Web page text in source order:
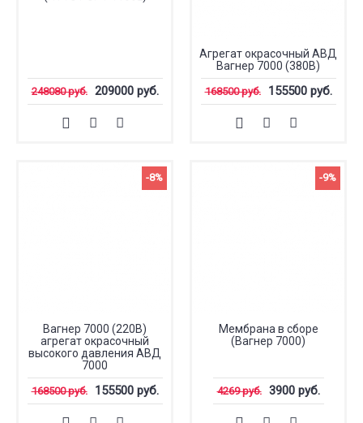
248080 руб. 209000 руб.
Агрегат окрасочный АВД
Вагнер 7000 (380В)
168500 руб. 155500 руб.
-8%
Вагнер 7000 (220В)
агрегат окрасочный
высокого давления АВД
7000
168500 руб. 155500 руб.
-9%
Мембрана в сборе
(Вагнер 7000)
4269 руб. 3900 руб.